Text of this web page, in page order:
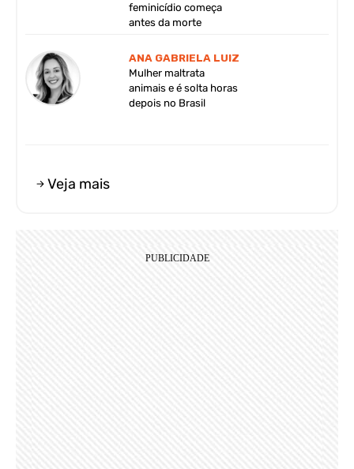
feminicídio começa
antes da morte
ANA GABRIELA LUIZ
Mulher maltrata
animais e é solta horas
depois no Brasil
Veja mais